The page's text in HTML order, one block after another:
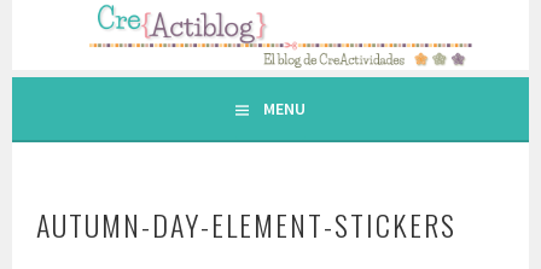
contenido.
MENU
AUTUMN-DAY-ELEMENT-STICKERS